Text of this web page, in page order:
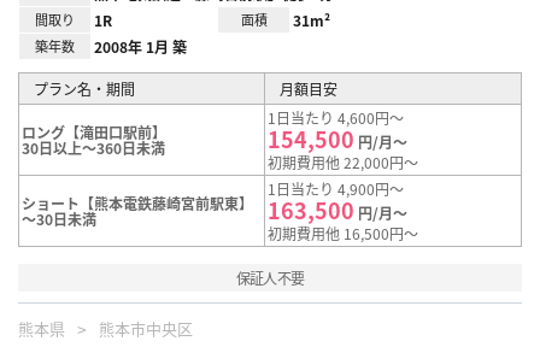
間取り 1R 面積 31m²
築年数 2008年 1月 築
プラン名・期間 月額目安
ロング【滝田口駅前】
30日以上～360日未満
1日当たり 4,600円～
154,500 円/月～
初期費用他 22,000円～
ショート【熊本電鉄藤崎宮前駅東】
～30日未満
1日当たり 4,900円～
163,500 円/月～
初期費用他 16,500円～
保証人不要
熊本県 熊本市中央区